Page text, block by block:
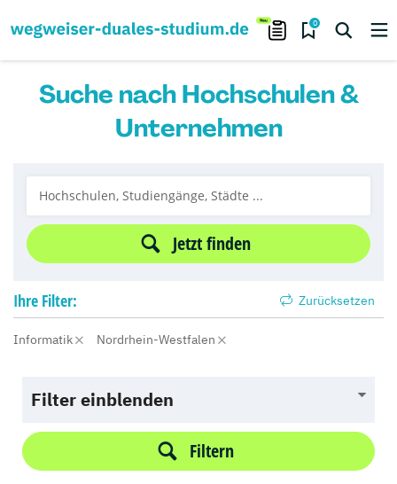
0
Suche nach Hochschulen &
Unternehmen
Jetzt finden
Ihre Filter: Zurücksetzen
Informatik Nordrhein-Westfalen
Filter einblenden
Filtern